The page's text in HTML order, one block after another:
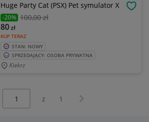
Huge Party Cat (PSX) Pet symulator X
-20% 100,00 zł
KUP TERAZ
80zł
STAN: NOWY
SPRZEDAJĄCY: OSOBA PRYWATNA
Kiekrz
z 1 Następna strona